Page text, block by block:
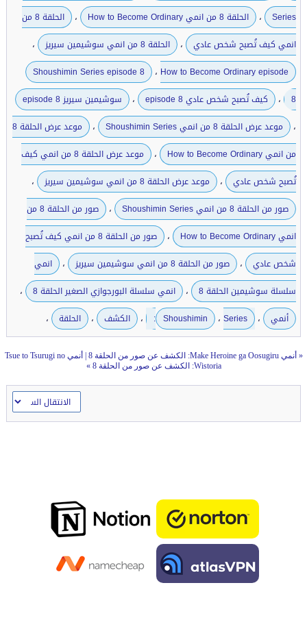
Series
، الحلقة 8 من انمي How to Become Ordinary ،
الحلقة 8 من
انمي كيف تُصبح شخص عادي
، الحلقة 8 من انمي سوشيمين سيريز ،
Shoushimin Series episode 8 ، How to Become Ordinary episode
8
، كيف تُصبح شخص عادي episode 8 ، سوشيمين سيريز episode 8
، موعد عرض الحلقة 8 من انمي Shoushimin Series ،
موعد عرض الحلقة 8
من انمي How to Become Ordinary
،
موعد عرض الحلقة 8 من انمي كيف
تُصبح شخص عادي
، موعد عرض الحلقة 8 من انمي سوشيمين سيريز ،
صور من الحلقة 8 من انمي Shoushimin Series ،
صور من الحلقة 8 من
انمي How to Become Ordinary
،
صور من الحلقة 8 من انمي كيف تُصبح
شخص عادي
، صور من الحلقة 8 من انمي سوشيمين سيريز ،
انمي
سلسلة سوشيمين الحلقة 8
، انمي سلسلة البورجوازي الصغير الحلقة 8 ،
أنمي ، Shoushimin ، Series: ، الكشف ، الحلقة ،
« أنمي Make Heroine ga Oosugiru: الكشف عن صور من الحلقة 8
أنمي Tsue to Tsurugi no
Wistoria: الكشف عن صور من الحلقة 8
»